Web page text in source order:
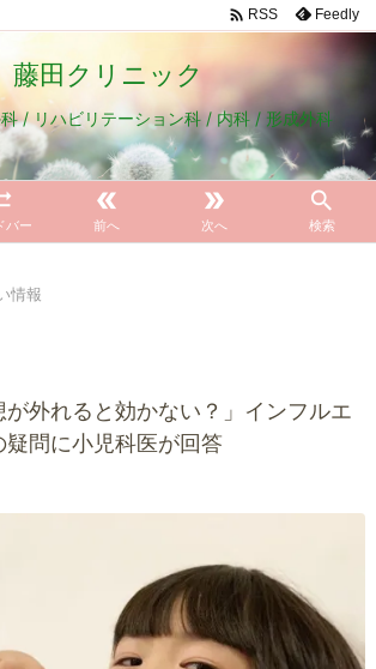
藤田クリニック
/ リハビリテーション科 / 内科 / 形成外科
バー

前へ

次へ

検索
 RSS Feedly
情報
が外れると効かない？」インフルエ
疑問に小児科医が回答